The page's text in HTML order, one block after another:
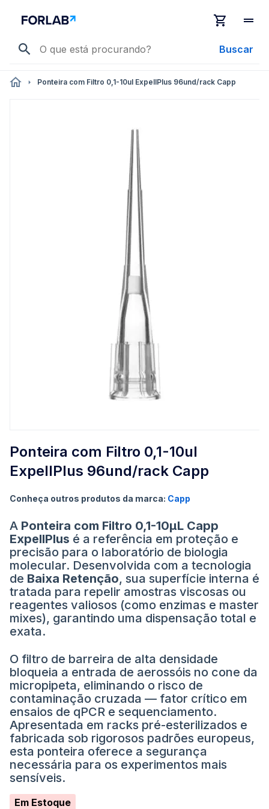
Buscar
Ponteira com Filtro 0,1-10ul ExpellPlus 96und/rack Capp
para
o
início
Galeria
imagens
Ponteira com Filtro 0,1-10ul
ExpellPlus 96und/rack Capp
Conheça outros produtos da marca: Capp
A Ponteira com Filtro 0,1-10µL Capp
ExpellPlus é a referência em proteção e
precisão para o laboratório de biologia
molecular. Desenvolvida com a tecnologia
de Baixa Retenção, sua superfície interna é
tratada para repelir amostras viscosas ou
reagentes valiosos (como enzimas e master
mixes), garantindo uma dispensação total e
exata.
O filtro de barreira de alta densidade
bloqueia a entrada de aerossóis no cone da
micropipeta, eliminando o risco de
contaminação cruzada — fator crítico em
ensaios de qPCR e sequenciamento.
Apresentada em racks pré-esterilizados e
fabricada sob rigorosos padrões europeus,
esta ponteira oferece a segurança
necessária para os experimentos mais
sensíveis.
Em Estoque